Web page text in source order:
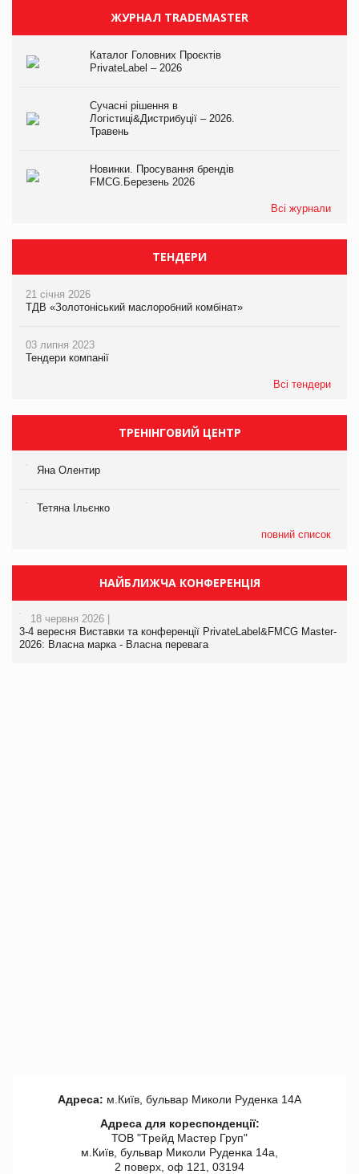
ЖУРНАЛ TRADEMASTER
Каталог Головних Проєктів
PrivateLabel – 2026
Сучасні рішення в
Логістиці&Дистрибуції – 2026.
Травень
Новинки. Просування брендів
FMCG.Березень 2026
Всі журнали
ТЕНДЕРИ
21 січня 2026
ТДВ «Золотоніський маслоробний комбінат»
03 липня 2023
Тендери компанії
Всі тендери
ТРЕНІНГОВИЙ ЦЕНТР
Яна Олентир
Тетяна Ільєнко
повний список
НАЙБЛИЖЧА КОНФЕРЕНЦІЯ
18 червня 2026 |
3-4 вересня Виставки та конференції PrivateLabel&FMCG Master-
2026: Власна марка - Власна перевага
Адреса: м.Київ, бульвар Миколи Руденка 14А
Адреса для кореспонденції:
ТОВ "Tрейд Мастер Груп"
м.Київ, бульвар Миколи Руденка 14а,
2 поверх, оф 121, 03194